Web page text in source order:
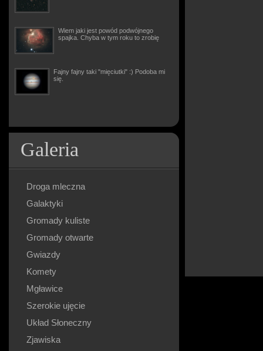
Wiem jaki jest powód podwójnego
spajka. Chyba w tym roku to zrobię
Fajny fajny taki "mięciutki" :) Podoba mi
się.
Galeria
Droga mleczna
Galaktyki
Gromady kuliste
Gromady otwarte
Gwiazdy
Komety
Mgławice
Szerokie ujęcie
Układ Słoneczny
Zjawiska